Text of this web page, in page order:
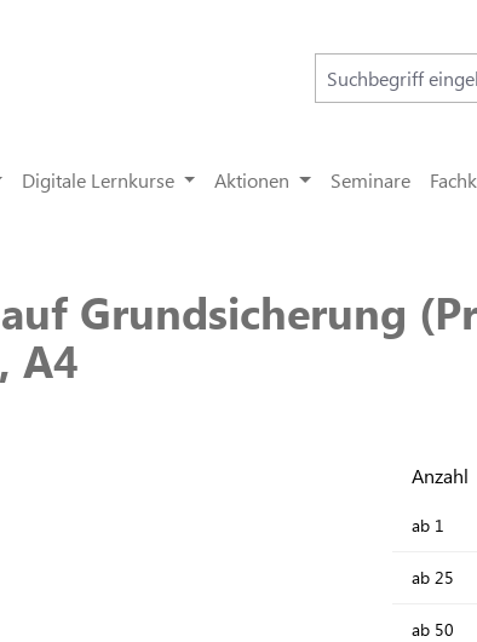
Digitale Lernkurse Aktionen Seminare
Grundsicherung
A4
Anzahl
ab 1
ab 25
ab 50